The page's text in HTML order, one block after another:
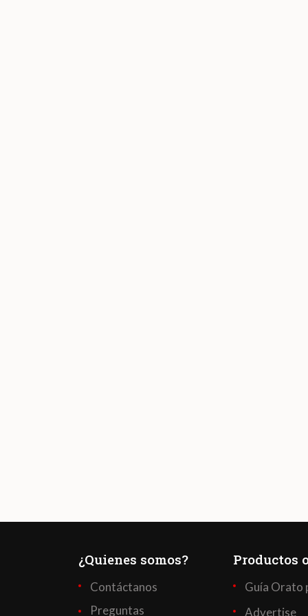
¿Quienes somos?
Contáctanos
Preguntas
Productos
Guía Orato
Advertise